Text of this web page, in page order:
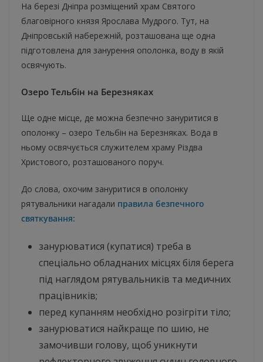
На березі Дніпра розміщений храм Святого
благовірного князя Ярослава Мудрого. Тут, на
Дніпровській набережній, розташована ще одна
підготовлена для занурення ополонка, воду в якій
освячують.
Озеро Тельбін на Березняках
Ще одне місце, де можна безпечно зануритися в
ополонку – озеро Тельбін на Березняках. Вода в
ньому освячується служителем храму Різдва
Христового, розташованого поруч.
До слова, охочим зануритися в ополонку
рятувальники нагадали правила безпечного
святкування:
занурюватися (купатися) треба в
спеціально обладнаних місцях біля берега
під наглядом рятувальників та медичних
працівників;
перед купанням необхідно розігріти тіло;
занурюватися найкраще по шию, не
замочивши голову, щоб уникнути